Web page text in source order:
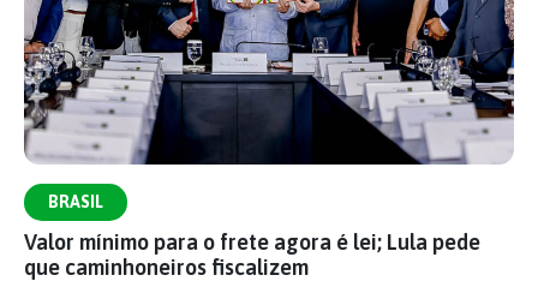
BRASIL
Valor mínimo para o frete agora é lei; Lula pede
que caminhoneiros fiscalizem